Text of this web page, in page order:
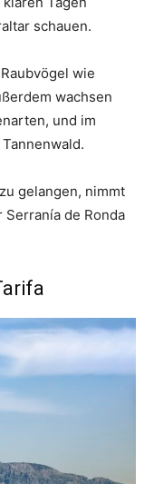
schauen.
wie
wachsen
und im
zu gelangen, nimmt
Serranía de Ronda